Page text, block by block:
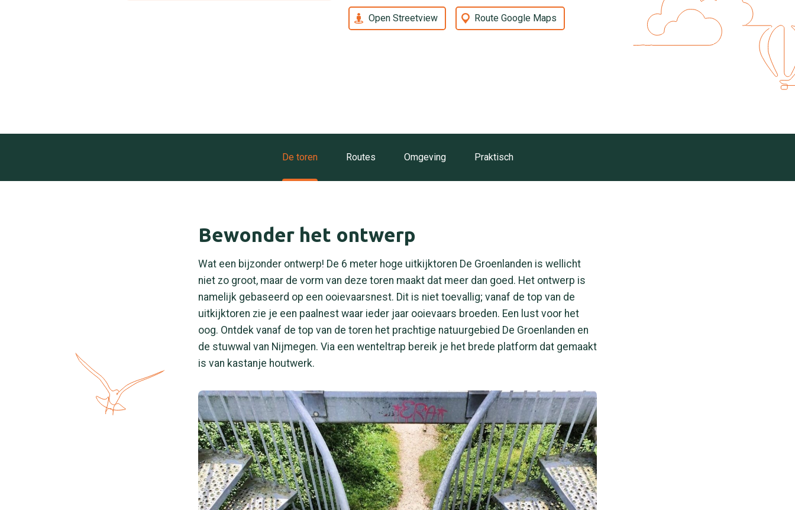
Open Streetview Route Google Maps
De toren Routes Omgeving Praktisch
Bewonder het ontwerp
Wat een bijzonder ontwerp! De 6 meter hoge uitkijktoren De Groenlanden is wellicht
niet zo groot, maar de vorm van deze toren maakt dat meer dan goed. Het ontwerp is
namelijk gebaseerd op een ooievaarsnest. Dit is niet toevallig; vanaf de top van de
uitkijktoren zie je een paalnest waar ieder jaar ooievaars broeden. Een lust voor het
oog. Ontdek vanaf de top van de toren het prachtige natuurgebied De Groenlanden en
de stuwwal van Nijmegen. Via een wenteltrap bereik je het brede platform dat gemaakt
is van kastanje houtwerk.